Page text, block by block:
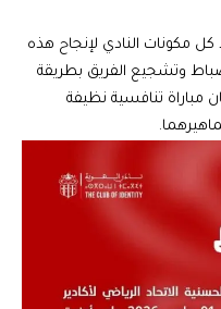
مكونات النادي لإنجاح هذه
وتشجيع الفريق بطريقة
مباراة تنافسية نظيفة